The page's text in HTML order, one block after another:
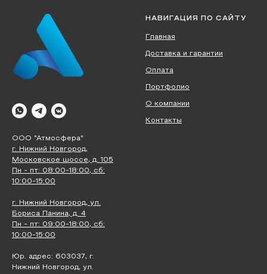
ООО "Атмосфера"
г. Нижний Новгород,
Московское шоссе, д. 105
Пн - пт: 08:00-18:00, сб:
10:00-15:00
г. Нижний Новгород, ул.
Бориса Панина, д. 4
Пн - пт: 09:00-18:00, сб:
10:00-15:00
Юр. адрес: 603037, г.
Нижний Новгород, ул.
НАВИГАЦИЯ ПО САЙТУ
Главная
Доставка и гарантии
Оплата
Портфолио
О компании
Контакты